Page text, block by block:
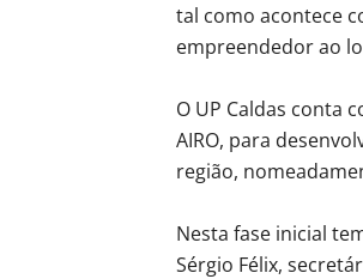
tal como acontece
empreendedor ao
O UP Caldas conta
AIRO, para
região,
Nesta fase inicial
Sérgio Félix,